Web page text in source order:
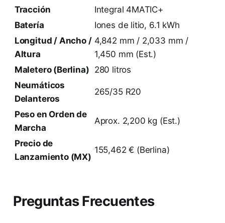
Tracción
Integral 4MATIC+
Batería
Iones de litio, 6.1 kWh
Longitud / Ancho /
Altura
4,842 mm / 2,033 mm /
1,450 mm (Est.)
Maletero (Berlina) 280 litros
Neumáticos
Delanteros
265/35 R20
Peso en Orden de
Marcha
Aprox. 2,200 kg (Est.)
Precio de
Lanzamiento (MX)
155,462 € (Berlina)
Preguntas Frecuentes